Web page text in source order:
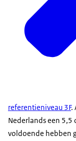
referentieniveau 3F.
Nederlands een 5,5
voldoende hebben